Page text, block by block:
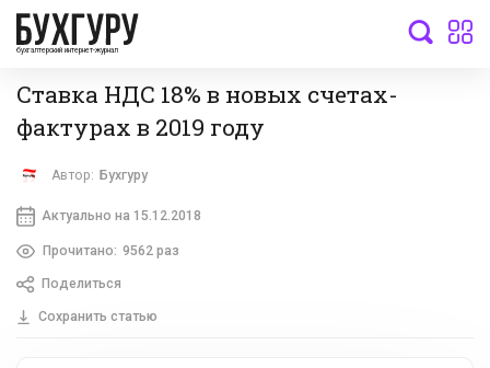
бухгалтерский интернет-журнал
Ставка НДС 18% в новых счетах-
фактурах в 2019 году
Автор: Бухгуру
Актуально на 15.12.2018
Прочитано: 9562 раз
Поделиться
Сохранить статью